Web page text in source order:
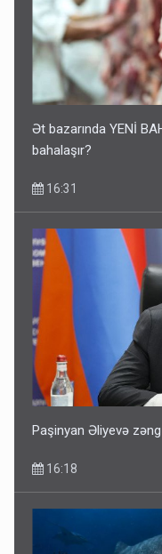
Ət bazarında YENİ
bahalaşır?
16:31
Paşinyan Əliyevə
16:18